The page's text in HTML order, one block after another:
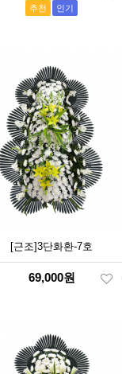
추천 인기
[근조]3단화환-7호
69,000원